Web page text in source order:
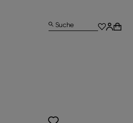
Suche